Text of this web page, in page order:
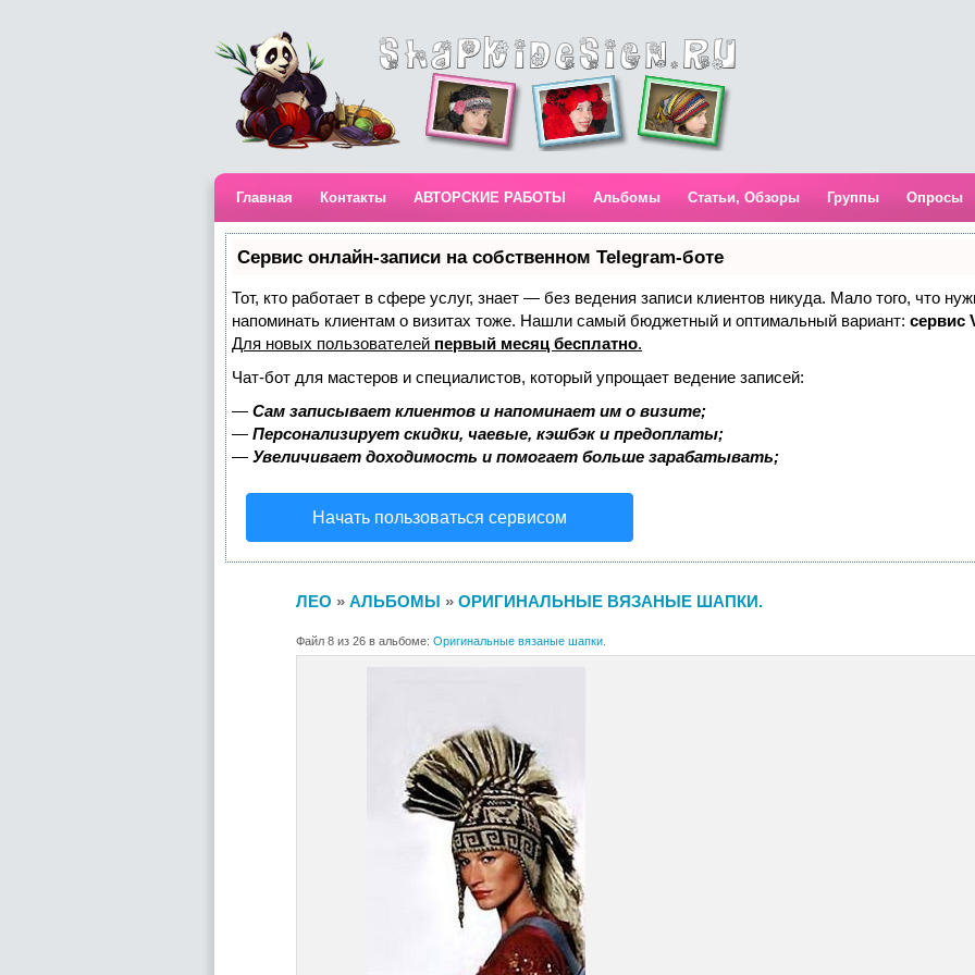
Главная Контакты АВТОРСКИЕ РАБОТЫ Альбомы Статьи, Обзоры Группы Опросы
Сервис онлайн-записи на собственном Telegram-боте
Тот, кто работает в сфере услуг, знает — без ведения записи клиентов никуда. Мало того, что
напоминать клиентам о визитах тоже. Нашли самый бюджетный и оптимальный вариант: сервис
Для новых пользователей первый месяц бесплатно.
Чат-бот для мастеров и специалистов, который упрощает ведение записей:
— Сам записывает клиентов и напоминает им о визите;
— Персонализирует скидки, чаевые, кэшбэк и предоплаты;
— Увеличивает доходимость и помогает больше зарабатывать;
Начать пользоваться сервисом
ЛЕО » АЛЬБОМЫ » ОРИГИНАЛЬНЫЕ ВЯЗАНЫЕ ШАПКИ.
Файл 8 из 26 в альбоме: Оригинальные вязаные шапки.